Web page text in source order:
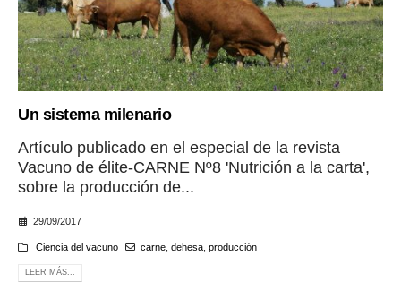
Un sistema milenario
Artículo publicado en el especial de la revista
Vacuno de élite-CARNE Nº8 'Nutrición a la carta',
sobre la producción de...
29/09/2017
Ciencia del vacuno carne, dehesa, producción
LEER MÁS...